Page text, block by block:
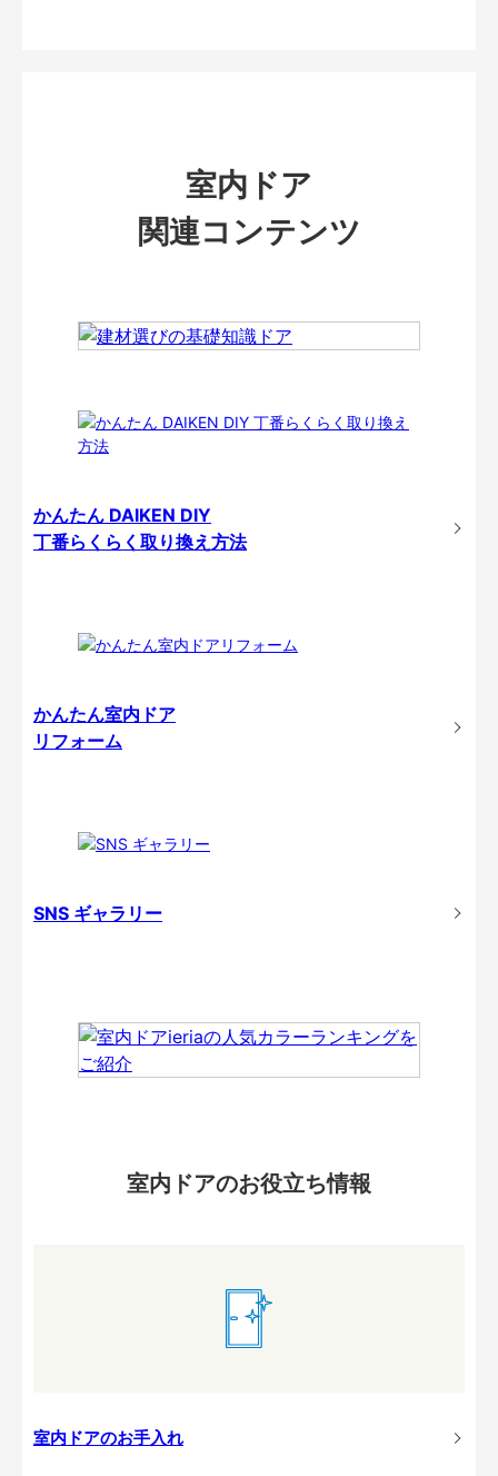
室内ドア
関連コンテンツ
かんたん DAIKEN DIY
丁番らくらく取り換え方法
かんたん室内ドア
リフォーム
SNS ギャラリー
室内ドアのお役立ち情報
室内ドアのお手入れ